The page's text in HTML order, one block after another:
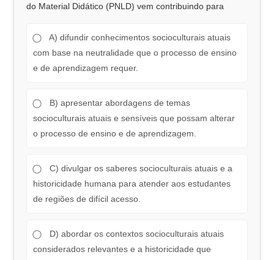
do Material Didático (PNLD) vem contribuindo para
A) difundir conhecimentos socioculturais atuais
com base na neutralidade que o processo de ensino
e de aprendizagem requer.
B) apresentar abordagens de temas
socioculturais atuais e sensíveis que possam alterar
o processo de ensino e de aprendizagem.
C) divulgar os saberes socioculturais atuais e a
historicidade humana para atender aos estudantes
de regiões de difícil acesso.
D) abordar os contextos socioculturais atuais
considerados relevantes e a historicidade que